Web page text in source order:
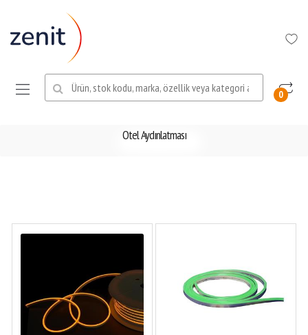
Ara:
0
Otel Aydınlatması